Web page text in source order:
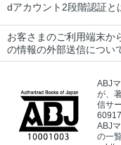
dアカウント2段階認証と
お客さまのご利用端末か
の情報の外部送信につい
ABJ
が、
信サ
ABJ
の一